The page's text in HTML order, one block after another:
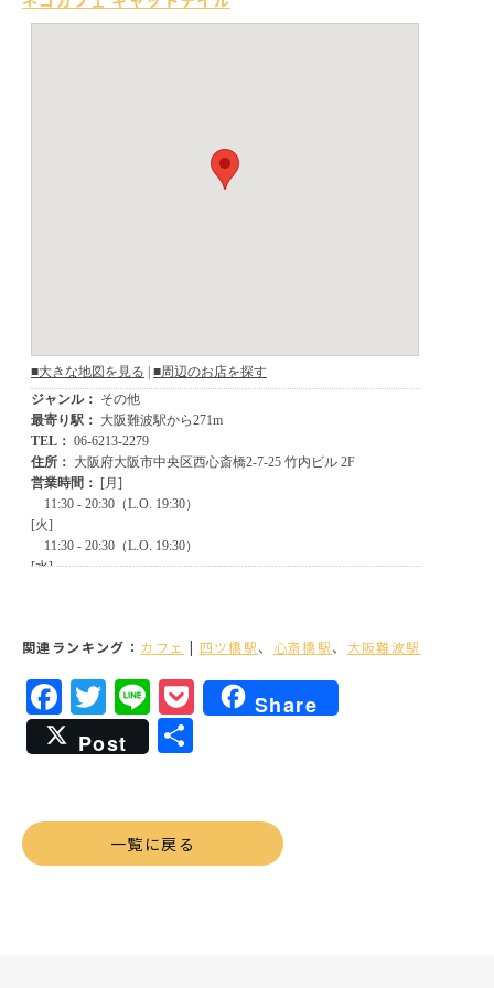
関連ランキング： カフェ | 四ツ橋駅、 心斎橋駅、 大阪難波駅
Facebook
Twitter
LinePocket
Share
Post
共
一覧に戻る